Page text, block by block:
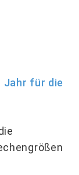
Jahr für die